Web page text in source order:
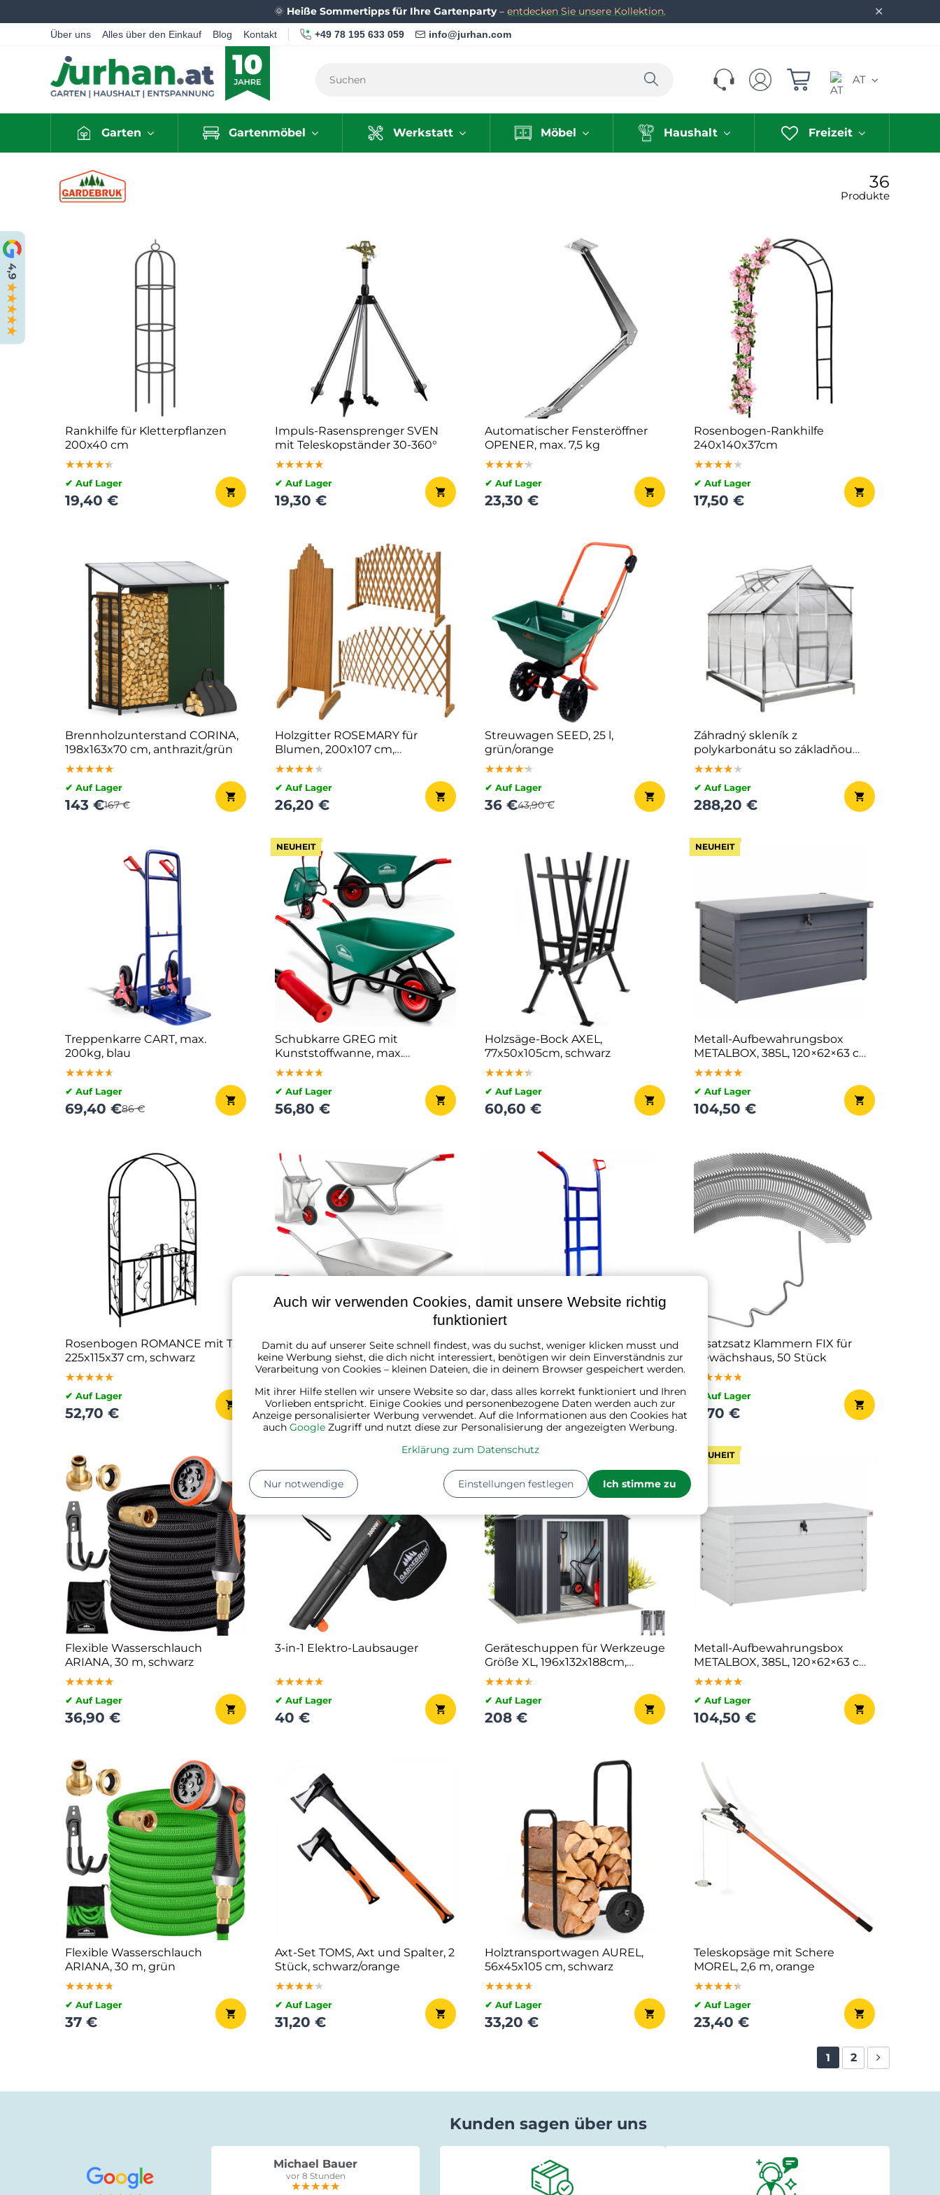
✕
🌞 Heiße Sommertipps für Ihre Gartenparty– entdecken Sie unsere Kollektion.
Über uns Alles über den Einkauf Blog Kontakt +49 78 195 633 059 info@jurhan.com
Suchen AT
Garten Gartenmöbel Werkstatt Möbel Haushalt Freizeit
36
Produkte
Rankhilfe für Kletterpflanzen
200x40 cm
★★★★★
★★★★★
★★★★★
✔ Auf Lager
19,40 €
Impuls-Rasensprenger SVEN
mit Teleskopständer 30-360°
★★★★★
★★★★★
★★★★★
✔ Auf Lager
19,30 €
Automatischer Fensteröffner
OPENER, max. 7,5 kg
★★★★★
★★★★★
★★★★★
✔ Auf Lager
23,30 €
Rosenbogen-Rankhilfe
240x140x37cm
★★★★★
★★★★★
★★★★★
✔ Auf Lager
17,50 €
Brennholzunterstand CORINA,
198x163x70 cm, anthrazit/grün
★★★★★
★★★★★
★★★★★
✔ Auf Lager
143 €167 €
Holzgitter ROSEMARY für
Blumen, 200x107 cm,
naturbraun
★★★★★
★★★★★
★★★★★
✔ Auf Lager
26,20 €
Streuwagen SEED, 25 l,
grün/orange
★★★★★
★★★★★
★★★★★
✔ Auf Lager
36 €43,90 €
Záhradný skleník z
polykarbonátu so základňou
M4, 250x190x195cm,
transparentná
★★★★★
★★★★★
★★★★★
✔ Auf Lager
288,20 €
Treppenkarre CART, max.
200kg, blau
★★★★★
★★★★★
★★★★★
✔ Auf Lager
69,40 €86 €
NEUHEIT
Schubkarre GREG mit
Kunststoffwanne, max.
100l/250kg, grün/schwarz
★★★★★
★★★★★
★★★★★
✔ Auf Lager
56,80 €
Holzsäge-Bock AXEL,
77x50x105cm, schwarz
★★★★★
★★★★★
★★★★★
✔ Auf Lager
60,60 €
NEUHEIT
Metall-Aufbewahrungsbox
METALBOX, 385L, 120×62×63 cm,
anthrazit
★★★★★
★★★★★
★★★★★
✔ Auf Lager
104,50 €
Rosenbogen ROMANCE mit Tor,
225x115x37 cm, schwarz
★★★★★
★★★★★
★★★★★
✔ Auf Lager
52,70 €
Schubkarre LARRY verzinkt,
max. Kapazität 80 l/100 kg,
silber/schwarz
★★★★★
★★★★★
★★★★★
✔ Auf Lager
37,90 €
Klappbare Sackkarre CART, max.
200 kg, blau
★★★★★
★★★★★
★★★★★
✔ Auf Lager
50,80 €64,40 €
Ersatzsatz Klammern FIX für
Gewächshaus, 50 Stück
★★★★★
★★★★★
★★★★★
✔ Auf Lager
9,70 €
Flexible Wasserschlauch
ARIANA, 30 m, schwarz
★★★★★
★★★★★
★★★★★
✔ Auf Lager
36,90 €
3-in-1 Elektro-Laubsauger
★★★★★
★★★★★
★★★★★
✔ Auf Lager
40 €
NEUHEIT
Geräteschuppen für Werkzeuge
Größe XL, 196x132x188cm,
anthrazit
★★★★★
★★★★★
★★★★★
✔ Auf Lager
208 €
NEUHEIT
Metall-Aufbewahrungsbox
METALBOX, 385L, 120×62×63 cm,
grau
★★★★★
★★★★★
★★★★★
✔ Auf Lager
104,50 €
Flexible Wasserschlauch
ARIANA, 30 m, grün
★★★★★
★★★★★
★★★★★
✔ Auf Lager
37 €
Axt-Set TOMS, Axt und Spalter, 2
Stück, schwarz/orange
★★★★★
★★★★★
★★★★★
✔ Auf Lager
31,20 €
Holztransportwagen AUREL,
56x45x105 cm, schwarz
★★★★★
★★★★★
★★★★★
✔ Auf Lager
33,20 €
Teleskopsäge mit Schere
MOREL, 2,6 m, orange
★★★★★
★★★★★
★★★★★
✔ Auf Lager
23,40 €
1 2
Kunden sagen über uns
Michael Bauer
vor 8 Stunden
★★★★★
★★★★★
★★★★★
Gabriele Saxa
vor 15 Stunden
★★★★★
★★★★★
★★★★★
Miodrag Peric
vor 1 Tag
★★★★★
★★★★★
★★★★★
Auch wir verwenden Cookies, damit unsere Website richtig
funktioniert
Damit du auf unserer Seite schnell findest, was du suchst, weniger klicken musst und
keine Werbung siehst, die dich nicht interessiert, benötigen wir dein Einverständnis zur
Verarbeitung von Cookies – kleinen Dateien, die in deinem Browser gespeichert werden.
Mit ihrer Hilfe stellen wir unsere Website so dar, dass alles korrekt funktioniert und Ihren
Vorlieben entspricht. Einige Cookies und personenbezogene Daten werden auch zur
Anzeige personalisierter Werbung verwendet. Auf die Informationen aus den Cookies hat
auch Google Zugriff und nutzt diese zur Personalisierung der angezeigten Werbung.
Erklärung zum Datenschutz
Einstellungen festlegen Ich stimme zu
Nur notwendige